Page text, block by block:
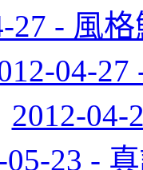
27 - 風
04-
2012-04-
05-23 -